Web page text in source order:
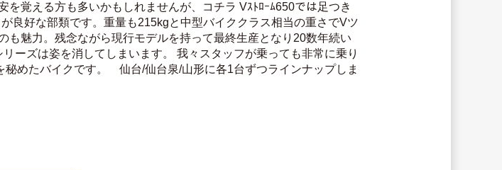
覚える方も多いかもしれませんが、コチラ Vｽﾄﾛｰﾑ650では足つき
良好な部類です。重量も215kgと中型バイククラス相当の重さでVツ
魅力。残念ながら現行モデルを持って最終生産となり20数年続い
ーズは姿を消してしまいます。 我々スタッフが乗っても非常に乗り
めたバイクです。　仙台/仙台泉/山形に各1台ずつラインナップしま